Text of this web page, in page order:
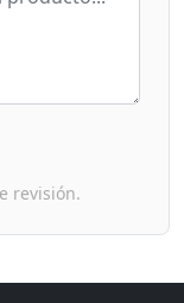
revisión.